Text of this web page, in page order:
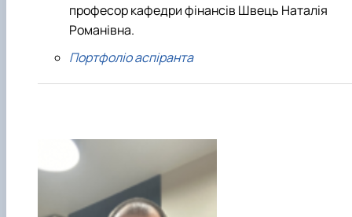
професор кафедри фінансів Швець Наталія
Романівна.
Портфоліо аспіранта